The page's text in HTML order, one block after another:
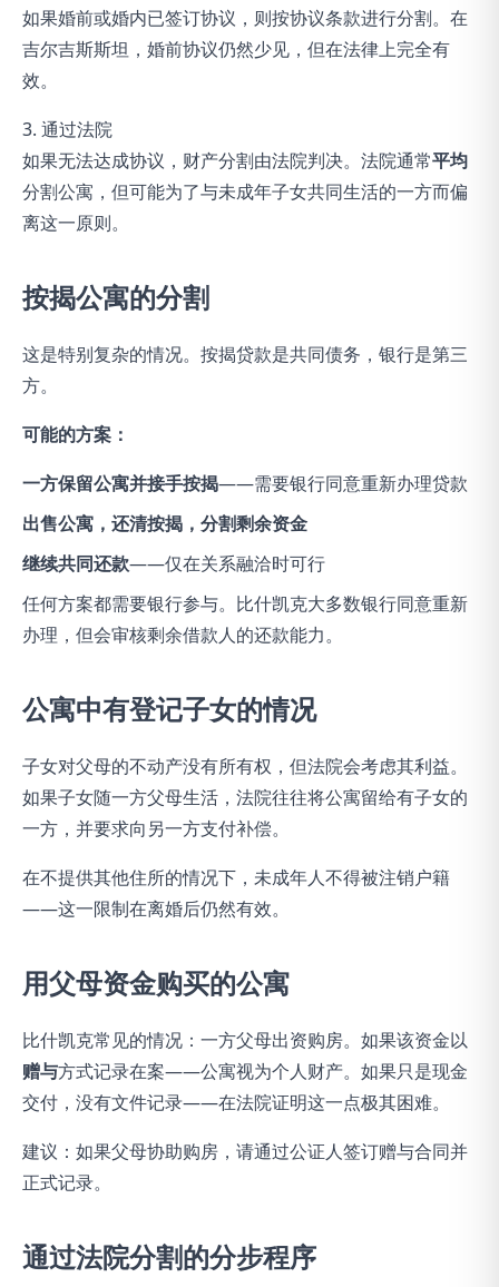
如果婚前或婚内已签订协议，则按协议条款进行分割。在
吉尔吉斯斯坦，婚前协议仍然少见，但在法律上完全有
效。
3. 通过法院
如果无法达成协议，财产分割由法院判决。法院通常平均
分割公寓，但可能为了与未成年子女共同生活的一方而偏
离这一原则。
按揭公寓的分割
这是特别复杂的情况。按揭贷款是共同债务，银行是第三
方。
可能的方案：
一方保留公寓并接手按揭——需要银行同意重新办理贷款
出售公寓，还清按揭，分割剩余资金
继续共同还款——仅在关系融洽时可行
任何方案都需要银行参与。比什凯克大多数银行同意重新
办理，但会审核剩余借款人的还款能力。
公寓中有登记子女的情况
子女对父母的不动产没有所有权，但法院会考虑其利益。
如果子女随一方父母生活，法院往往将公寓留给有子女的
一方，并要求向另一方支付补偿。
在不提供其他住所的情况下，未成年人不得被注销户籍
——这一限制在离婚后仍然有效。
用父母资金购买的公寓
比什凯克常见的情况：一方父母出资购房。如果该资金以
赠与方式记录在案——公寓视为个人财产。如果只是现金
交付，没有文件记录——在法院证明这一点极其困难。
建议：如果父母协助购房，请通过公证人签订赠与合同并
正式记录。
通过法院分割的分步程序